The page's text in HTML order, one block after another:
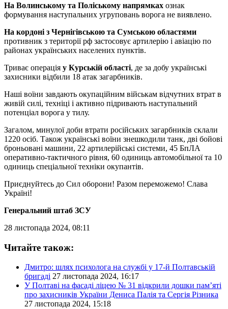
На Волинському та Поліському напрямках ознак
формування наступальних угруповань ворога не виявлено.
На кордоні з Чернігівською та Сумською областями
противник з території рф застосовує артилерію і авіацію по
районах українських населених пунктів.
Триває операція у Курській області, де за добу українські
захисники відбили 18 атак загарбників.
Наші воїни завдають окупаційним військам відчутних втрат в
живій силі, техніці і активно підривають наступальний
потенціал ворога у тилу.
Загалом, минулої доби втрати російських загарбників склали
1220 осіб. Також українські воїни знешкодили танк, дві бойові
броньовані машини, 22 артилерійські системи, 45 БпЛА
оперативно-тактичного рівня, 60 одиниць автомобільної та 10
одиниць спеціальної техніки окупантів.
Приєднуйтесь до Сил оборони! Разом переможемо! Слава
Україні!
Генеральний штаб ЗСУ
28 листопада 2024, 08:11
Читайте також:
Дмитро: шлях психолога на службі у 17-й Полтавській
бригаді 27 листопада 2024, 16:17
У Полтаві на фасаді ліцею № 31 відкрили дошки пам’яті
про захисників України Дениса Палія та Сергія Різника
27 листопада 2024, 15:18